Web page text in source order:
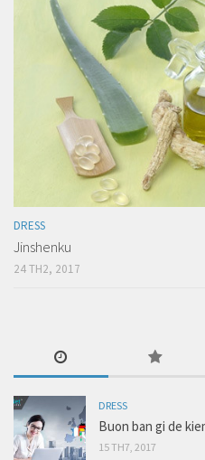
DRESS
Jinshenku
24 TH2, 2017
DRESS
Buon ban gi de
15 TH7, 2017